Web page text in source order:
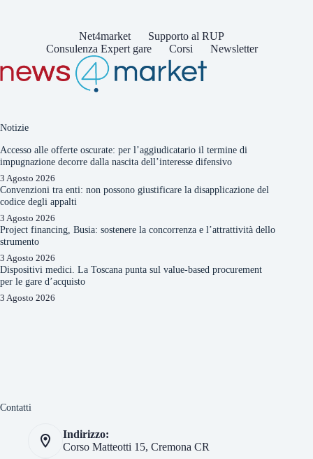
Net4market
Supporto al RUP
Consulenza Expert gare
Corsi Newsletter
Notizie
Accesso alle offerte oscurate: per l’aggiudicatario il termine di
impugnazione decorre dalla nascita dell’interesse difensivo
3 Agosto 2026
Convenzioni tra enti: non possono giustificare la disapplicazione del
codice degli appalti
3 Agosto 2026
Project financing, Busia: sostenere la concorrenza e l’attrattività dello
strumento
3 Agosto 2026
Dispositivi medici. La Toscana punta sul value-based procurement
per le gare d’acquisto
3 Agosto 2026
Contatti
Indirizzo:
Corso Matteotti 15, Cremona CR